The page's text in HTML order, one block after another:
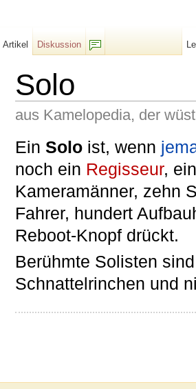
Solo
aus Kamelopedia, der
Ein Solo ist, wenn
noch ein Regisseur,
Kameramänner, zehn
Fahrer, hundert
Reboot-Knopf drückt.
Berühmte Solisten
Schnattelrinchen und
Artikel
Diskussion